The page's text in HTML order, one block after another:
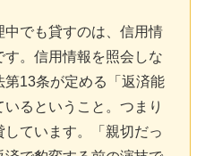
中でも貸すのは、信用情
。信用情報を照会しな
13条が定める「返済能
るということ。つまり
ています。「親切だっ